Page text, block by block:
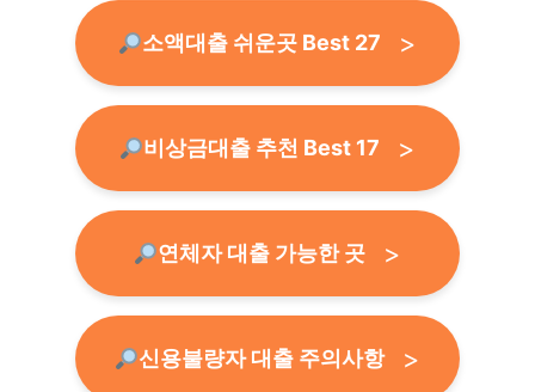
소액대출 쉬운곳 Best 27
비상금대출 추천 Best 17
연체자 대출 가능한 곳
신용불량자 대출 주의사항